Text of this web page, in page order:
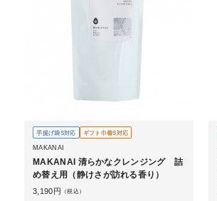
手提げ袋S対応 ギフト巾着S対応
MAKANAI
MAKANAI 清らかなクレンジング 詰
め替え用（静けさが訪れる香り）
3,190円 （税込）